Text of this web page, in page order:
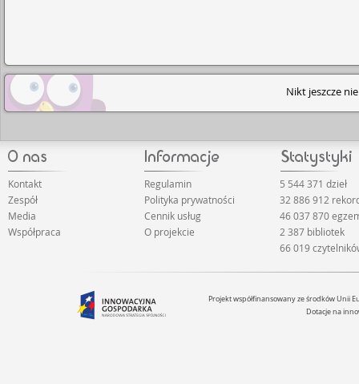
Nikt jeszcze
Kontakt
Zespół
Media
Współpraca
Regulamin
Polityka prywatności
Cennik usług
O projekcie
5 544 371 dzieł
32 886 912
46 037 870
2 387 bibliotek
66 019
Projekt współfinansowany ze środków Unii
Dotacje na